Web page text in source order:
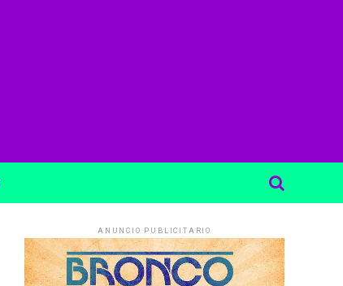
ANUNCIO PUBLICITARIO